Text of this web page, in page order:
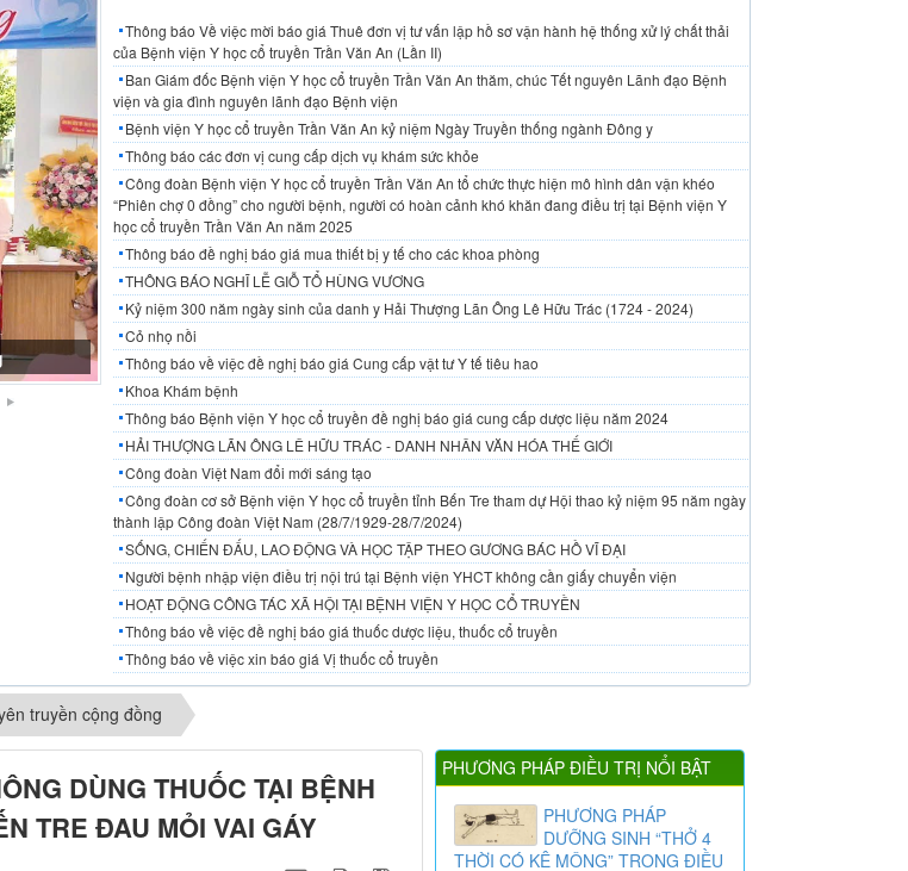
Thông báo Về việc mời báo giá Thuê đơn vị tư vấn lập hồ sơ vận hành hệ thống xử lý chất thải
của Bệnh viện Y học cổ truyền Trần Văn An (Lần II)
Ban Giám đốc Bệnh viện Y học cổ truyền Trần Văn An thăm, chúc Tết nguyên Lãnh đạo Bệnh
viện và gia đình nguyên lãnh đạo Bệnh viện
Bệnh viện Y học cổ truyền Trần Văn An kỷ niệm Ngày Truyền thống ngành Đông y
Thông báo các đơn vị cung cấp dịch vụ khám sức khỏe
Công đoàn Bệnh viện Y học cổ truyền Trần Văn An tổ chức thực hiện mô hình dân vận khéo
“Phiên chợ 0 đồng” cho người bệnh, người có hoàn cảnh khó khăn đang điều trị tại Bệnh viện Y
học cổ truyền Trần Văn An năm 2025
Thông báo đề nghị báo giá mua thiết bị y tế cho các khoa phòng
THÔNG BÁO NGHĨ LỄ GIỖ TỔ HÙNG VƯƠNG
Kỷ niệm 300 năm ngày sinh của danh y Hải Thượng Lãn Ông Lê Hữu Trác (1724 - 2024)
Cỏ nhọ nồi
Thông báo về việc đề nghị báo giá Cung cấp vật tư Y tế tiêu hao
Khoa Khám bệnh
Thông báo Bệnh viện Y học cổ truyền đề nghị báo giá cung cấp dược liệu năm 2024
HẢI THƯỢNG LÃN ÔNG LÊ HỮU TRÁC - DANH NHÂN VĂN HÓA THẾ GIỚI
Công đoàn Việt Nam đổi mới sáng tạo
Công đoàn cơ sở Bệnh viện Y học cổ truyền tỉnh Bến Tre tham dự Hội thao kỷ niệm 95 năm ngày
thành lập Công đoàn Việt Nam (28/7/1929-28/7/2024)
SỐNG, CHIẾN ĐẤU, LAO ĐỘNG VÀ HỌC TẬP THEO GƯƠNG BÁC HỒ VĨ ĐẠI
Người bệnh nhập viện điều trị nội trú tại Bệnh viện YHCT không cần giấy chuyển viện
HOẠT ĐỘNG CÔNG TÁC XÃ HỘI TẠI BỆNH VIỆN Y HỌC CỔ TRUYỀN
Thông báo về việc đề nghị báo giá thuốc dược liệu, thuốc cổ truyền
Thông báo về việc xin báo giá Vị thuốc cổ truyền
truyền cộng đồng
DÙNG THUỐC TẠI BỆNH
TRE ĐAU MỎI VAI GÁY
PHƯƠNG PHÁP ĐIỀU TRỊ NỔI BẬT
PHƯƠNG PHÁP
DƯỠNG SINH “THỞ 4
THỜI CÓ KÊ MÔNG” TRONG ĐIỀU